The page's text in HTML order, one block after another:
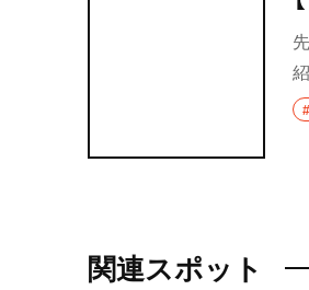
関連スポット